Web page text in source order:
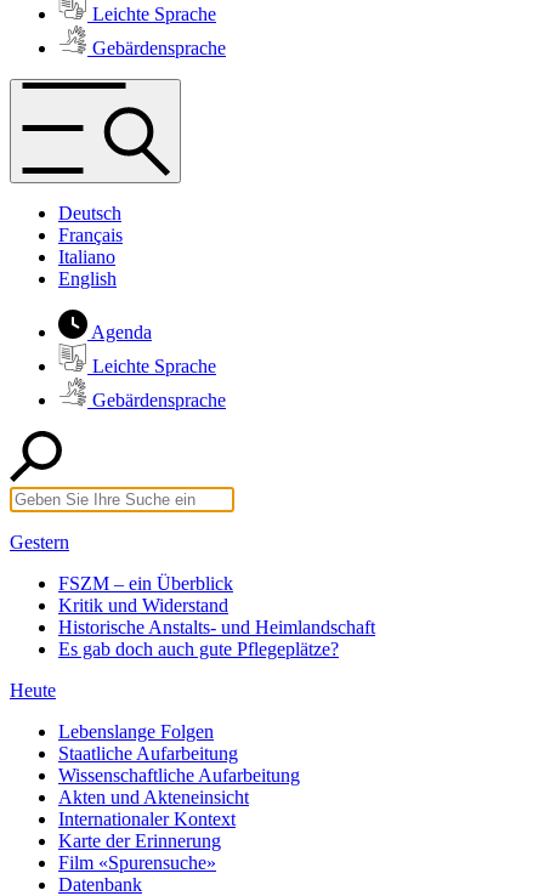
Leichte Sprache
Gebärdensprache
Deutsch
Français
Italiano
English
Agenda
Leichte Sprache
Gebärdensprache
Gestern
FSZM – ein Überblick
Kritik und Widerstand
Historische Anstalts- und Heimlandschaft
Es gab doch auch gute Pflegeplätze?
Heute
Lebenslange Folgen
Staatliche Aufarbeitung
Wissenschaftliche Aufarbeitung
Akten und Akteneinsicht
Internationaler Kontext
Karte der Erinnerung
Film «Spurensuche»
Datenbank